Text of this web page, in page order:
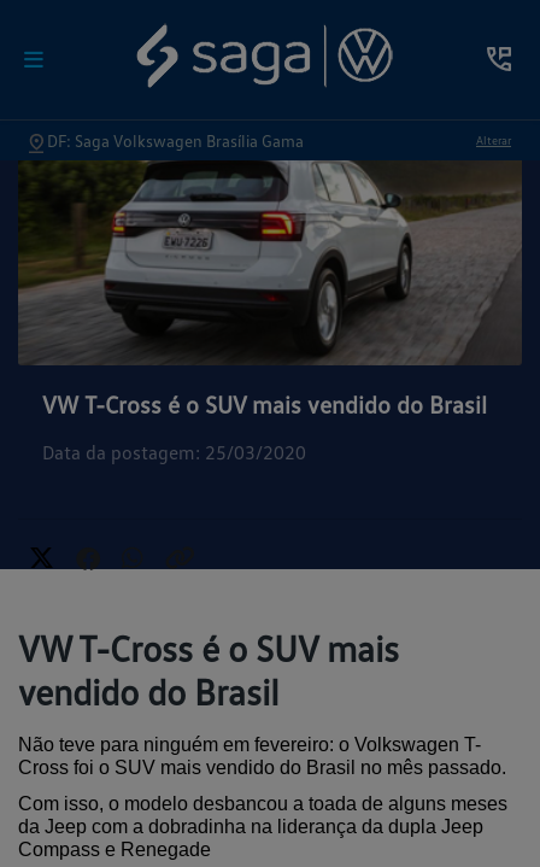
DF: Saga Volkswagen Brasília Gama Alterar
VW T-Cross é o SUV mais vendido do Brasil
Data da postagem: 25/03/2020
VW T-Cross é o SUV mais
vendido do Brasil
Não teve para ninguém em fevereiro: o Volkswagen T-
Cross foi o SUV mais vendido do Brasil no mês passado.
Com isso, o modelo desbancou a toada de alguns meses
da Jeep com a dobradinha na liderança da dupla Jeep
Compass e Renegade